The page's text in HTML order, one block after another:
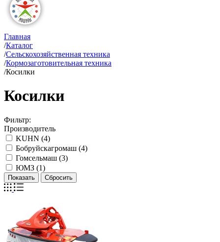
Главная
/Каталог
/Сельскохозяйственная техника
/Кормозаготовительная техника
/Косилки
Косилки
Фильтр:
Производитель
KUHN (4)
Бобруйскагромаш (4)
Гомсельмаш (3)
ЮМЗ (1)